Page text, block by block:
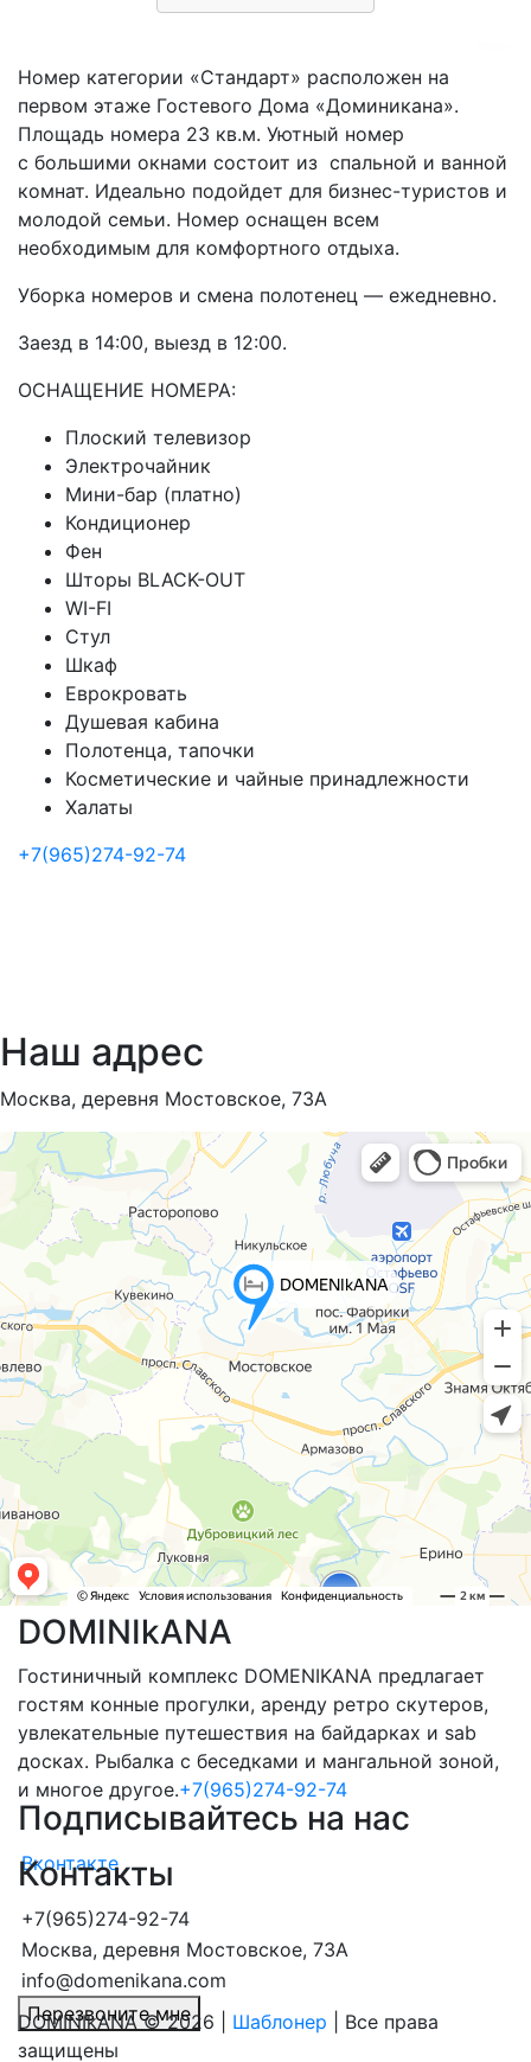
Номер категории «Стандарт» расположен на
первом этаже Гостевого Дома «Доминикана».
Площадь номера 23 кв.м. Уютный номер
с большими окнами состоит из спальной и ванной
комнат. Идеально подойдет для бизнес-туристов и
молодой семьи. Номер оснащен всем
необходимым для комфортного отдыха.
Уборка номеров и смена полотенец — ежедневно.
Заезд в 14:00, выезд в 12:00.
ОСНАЩЕНИЕ НОМЕРА:
Плоский телевизор
Электрочайник
Мини-бар (платно)
Кондиционер
Фен
Шторы BLACK-OUT
WI-FI
Стул
Шкаф
Еврокровать
Душевая кабина
Полотенца, тапочки
Косметические и чайные принадлежности
Халаты
+7(965)274-92-74
Наш адрес
Москва, деревня Мостовское, 73А
DOMINIkANA
Гостиничный комплекс DOMENIKANA предлагает
гостям конные прогулки, аренду ретро скутеров,
увлекательные путешествия на байдарках и sab
досках. Рыбалка с беседками и мангальной зоной,
и многое другое.+7(965)274-92-74
Подписывайтесь на нас
Вконтакте
Контакты
+7(965)274-92-74
Москва, деревня Мостовское, 73А
info@domenikana.com
Перезвоните мне
DOMINIkANA © 2026 | Шаблонер | Все права
защищены